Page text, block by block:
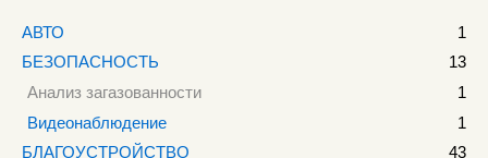
АВТО
1
БЕЗОПАСНОСТЬ
13
Анализ загазованности
1
Видеонаблюдение
1
БЛАГОУСТРОЙСТВО
43